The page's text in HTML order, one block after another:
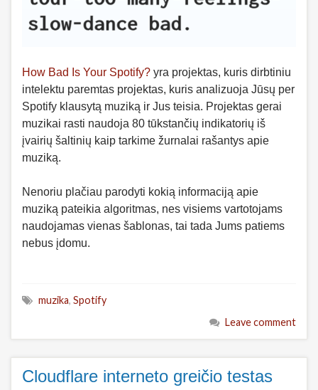
How Bad Is Your Spotify? yra projektas, kuris dirbtiniu
intelektu paremtas projektas, kuris analizuoja Jūsų per
Spotify klausytą muziką ir Jus teisia. Projektas gerai
muzikai rasti naudoja 80 tūkstančių indikatorių iš
įvairių šaltinių kaip tarkime žurnalai rašantys apie
muziką.
Nenoriu plačiau parodyti kokią informaciją apie
muziką pateikia algoritmas, nes visiems vartotojams
naudojamas vienas šablonas, tai tada Jums patiems
nebus įdomu.
muzika, Spotify
Leave comment
Cloudflare interneto greičio testas